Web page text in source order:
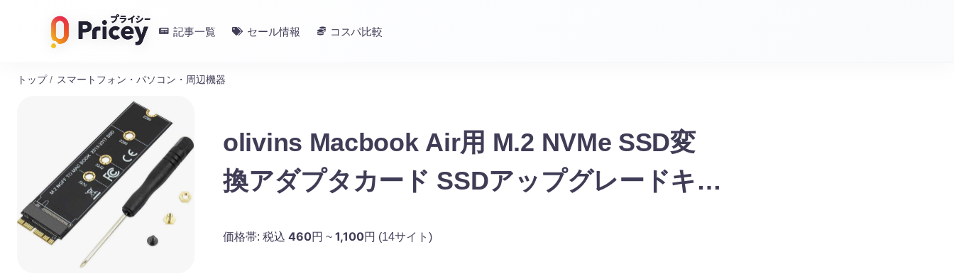
記事一覧 セール情報 コスパ比較
トップ / スマートフォン・パソコン・周辺機器
olivins Macbook Air用 M.2 NVMe SSD変
換アダプタカード SSDアップグレードキ
価格帯: 税込 460円 ~ 1,100円 (14サイト)